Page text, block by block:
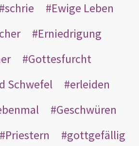
schrie
Ewige Leben
Erniedrigung
Gottesfurcht
Schwefel
erleiden
Geschwüren
Priestern
gottgefällig